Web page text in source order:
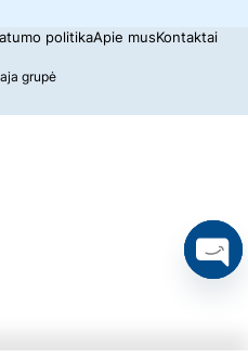
grupė
politikaApie musKontaktai
n